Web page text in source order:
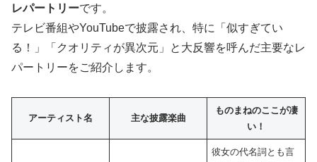
レパートリーです。
テレビ番組やYouTubeで披露され、特に「似すぎてい
る！」「クオリティが異次元」と大反響を呼んだ主要なレ
パートリーをご紹介します。
アーティスト名 主な披露楽曲
ものまねのここが凄
い！
彼女の代名詞とも言